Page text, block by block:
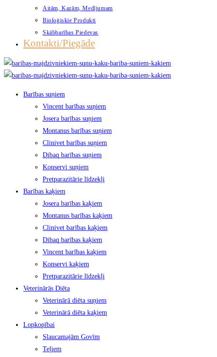
Aitām, Kazām, Medījumam
Bioloģiskie Produkti
Skābbarības Piedevas
Kontakti/Piegāde
Barības suņiem
Vincent barības suņiem
Josera barības suņiem
Montanus barības suņiem
Clinivet barības suņiem
Dibaq barības suņiem
Konservi suņiem
Pretparazitārie līdzekļi
Barības kaķiem
Josera barības kaķiem
Montanus barības kaķiem
Clinivet barības kaķiem
Dibaq barības kaķiem
Vincent barības kaķiem
Konservi kaķiem
Pretparazitārie līdzekļi
Veterinārās Diēta
Veterinārā diēta suņiem
Veterinārā diēta kaķiem
Lopkopībai
Slaucamajām Govīm
Teļiem